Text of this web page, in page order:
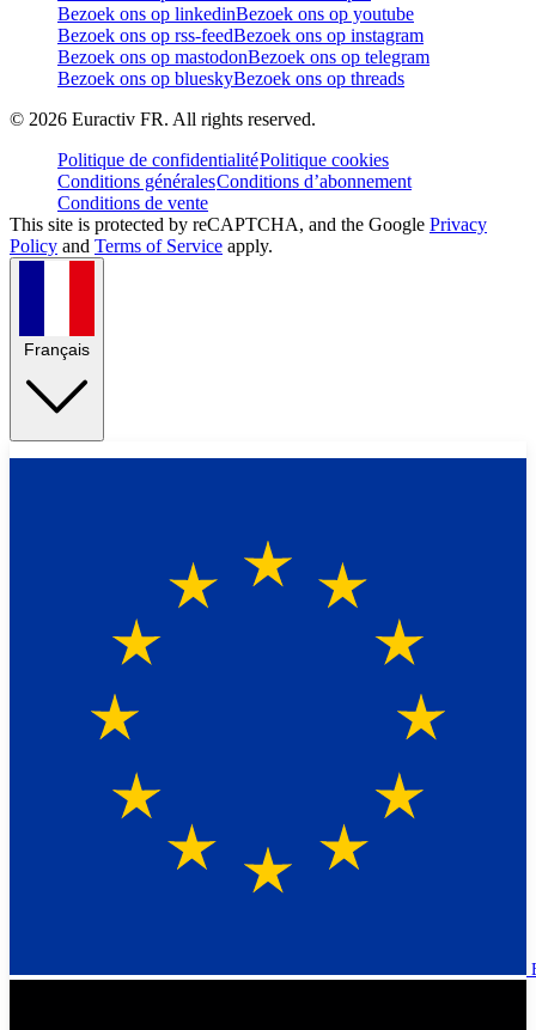
Bezoek ons op linkedinBezoek ons op youtube
Bezoek ons op rss-feedBezoek ons op instagram
Bezoek ons op mastodonBezoek ons op telegram
Bezoek ons op blueskyBezoek ons op threads
© 2026 Euractiv FR. All rights reserved.
Politique de confidentialitéPolitique cookies
Conditions généralesConditions d’abonnement
Conditions de vente
This site is protected by reCAPTCHA, and the Google Privacy
Policy and Terms of Service apply.
Français